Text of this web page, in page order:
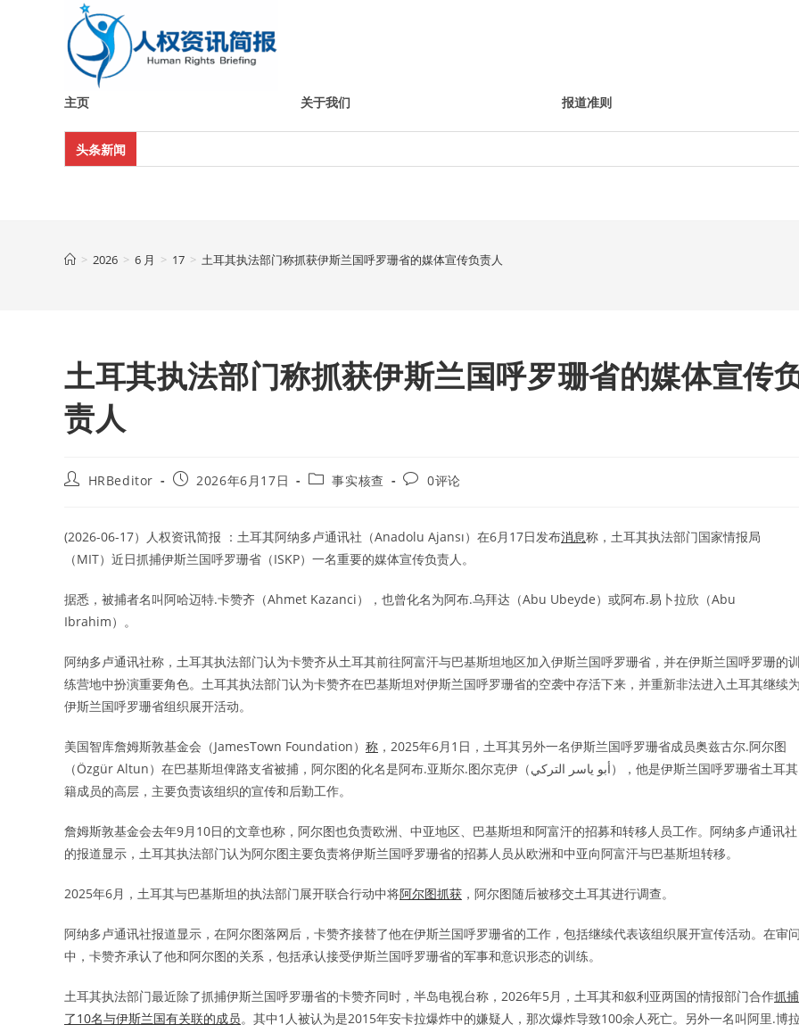
主页 关于我们 报道准则
头条新闻
> 2026 > 6 月 > 17 > 土耳其执法部门称抓获伊斯兰国呼罗珊省的媒体宣传负责人
土耳其执法部门称抓获伊斯兰国呼罗珊省的媒体宣传
责人
PostHRBeditor
Post2026年6月17日
Post事实核查
Post0评论
(2026-06-17）人权资讯简报 ：土耳其阿纳多卢通讯社（Anadolu Ajansı）在6月17日发布消息称，土耳其执法部门国家情报局
（MIT）近日抓捕伊斯兰国呼罗珊省（ISKP）一名重要的媒体宣传负责人。
据悉，被捕者名叫阿哈迈特.卡赞齐（Ahmet Kazanci），也曾化名为阿布.乌拜达（Abu Ubeyde）或阿布.易卜拉欣（Abu
Ibrahim）。
阿纳多卢通讯社称，土耳其执法部门认为卡赞齐从土耳其前往阿富汗与巴基斯坦地区加入伊斯兰国呼罗珊省，并在伊斯兰国呼罗珊的
练营地中扮演重要角色。土耳其执法部门认为卡赞齐在巴基斯坦对伊斯兰国呼罗珊省的空袭中存活下来，并重新非法进入土耳其继续
伊斯兰国呼罗珊省组织展开活动。
美国智库詹姆斯敦基金会（JamesTown Foundation） 称 ，2025年6月1日，土耳其另外一名伊斯兰国呼罗珊省成员奥兹古尔.阿尔图
（Özgür Altun）在巴基斯坦俾路支省被捕，阿尔图的化名是阿布.亚斯尔.图尔克伊（أبو ياسر التركي），他是伊斯兰国呼罗珊省土耳其
籍成员的高层，主要负责该组织的宣传和后勤工作。
詹姆斯敦基金会去年9月10日的文章也称，阿尔图也负责欧洲、中亚地区、巴基斯坦和阿富汗的招募和转移人员工作。阿纳多卢通讯社
的报道显示，土耳其执法部门认为阿尔图主要负责将伊斯兰国呼罗珊省的招募人员从欧洲和中亚向阿富汗与巴基斯坦转移。
2025年6月，土耳其与巴基斯坦的执法部门展开联合行动中将阿尔图抓获 ，阿尔图随后被移交土耳其进行调查。
阿纳多卢通讯社报道显示，在阿尔图落网后，卡赞齐接替了他在伊斯兰国呼罗珊省的工作，包括继续代表该组织展开宣传活动。在审
中，卡赞齐承认了他和阿尔图的关系，包括承认接受伊斯兰国呼罗珊省的军事和意识形态的训练。
土耳其执法部门最近除了抓捕伊斯兰国呼罗珊省的卡赞齐同时，半岛电视台称，2026年5月，土耳其和叙利亚两国的情报部门合作抓捕
了10名与伊斯兰国有关联的成员。其中1人被认为是2015年安卡拉爆炸中的嫌疑人，那次爆炸导致100余人死亡。另外一名叫阿里.博